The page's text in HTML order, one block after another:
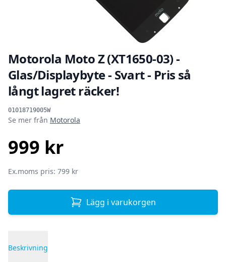
Motorola Moto Z (XT1650-03) -
Glas/Displaybyte - Svart - Pris så
långt lagret räcker!
01018719005W
Produktinformation
Se mer från Motorola
999 kr
Ex.moms pris: 799 kr
Lägg i varukorgen
Beskrivning